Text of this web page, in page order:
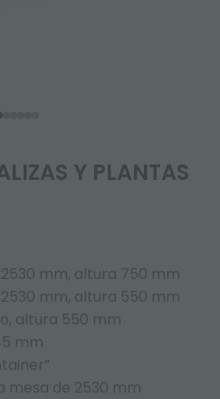
Y PLANTAS
mm, altura 750 mm
mm, altura 550 mm
altura 550 mm
mm
mesa de 2530 mm